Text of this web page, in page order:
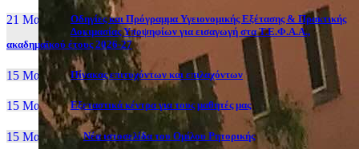
21 Μαι, 26
Οδηγίες και Πρόγραμμα Υγειονομικής Εξέτασης & Πρακτικής
Δοκιμασίας Υποψηφίων για εισαγωγή στα Τ.Ε.Φ.Α.Α.,
ακαδημαϊκού έτους 2026-27
15 Μαι, 26 Πίνακας επιτυχόντων και επιλαχόντων
15 Μαι, 26 Εξεταστικά κέντρα για τους μαθητές μας
15 Μαι, 2026 Νέα ιστοσελίδα του Ομίλου Ρητορικής